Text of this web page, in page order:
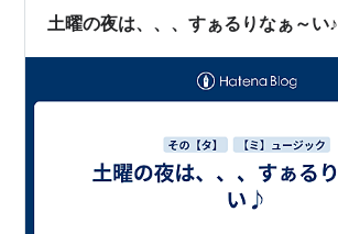
て、気づいたのです。 あの…
土曜の夜は、、、すぁるりなぁ～い♪